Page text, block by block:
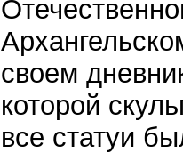
своем
которой
все статуи